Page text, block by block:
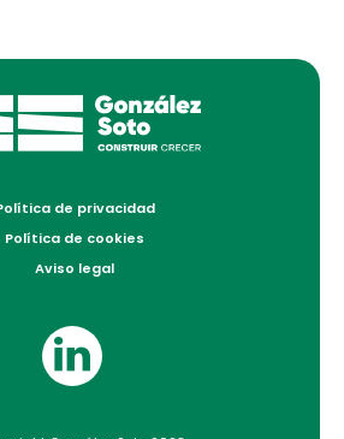
de privacidad
Política de cookies
Aviso legal